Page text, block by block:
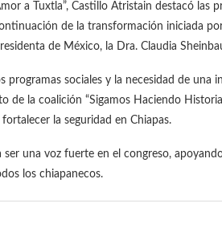
a Tuxtla”, Castillo Atristain destacó las
de la transformación iniciada
de México, la Dra. Claudia
programas sociales y la necesidad de una
de la coalición “Sigamos Haciendo
la seguridad en Chiapas.
una voz fuerte en el congreso,
los chiapanecos.